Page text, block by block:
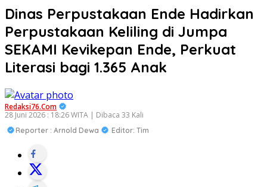
Dinas Perpustakaan Ende Hadirkan
Perpustakaan Keliling di Jumpa
SEKAMI Kevikepan Ende, Perkuat
Literasi bagi 1.365 Anak
Redaksi76.com
28 Juni 2026 : 18:26 WITA | Dibaca 33 Kali
Reporter : Arnold Dewa Editor: Tim